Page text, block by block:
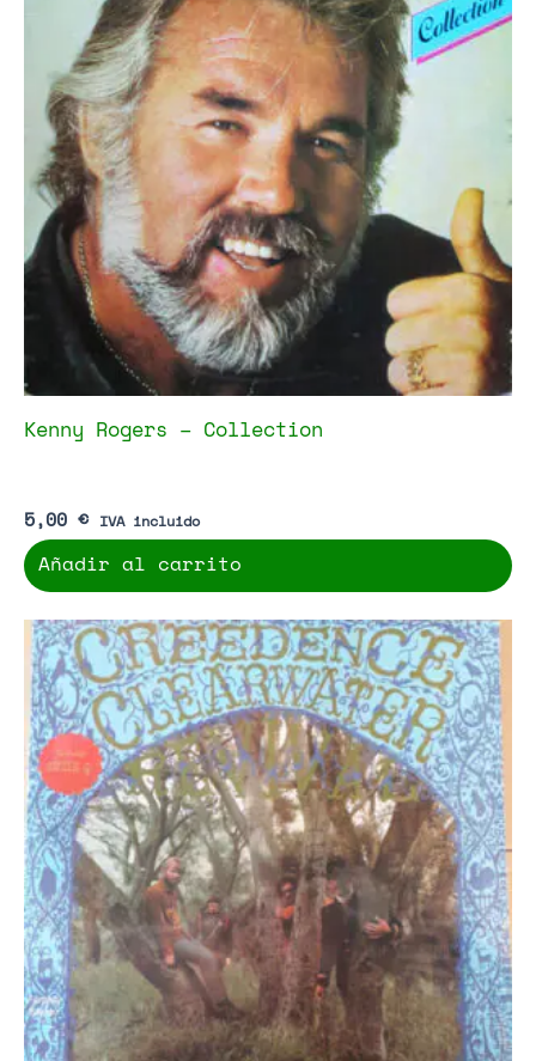
Kenny Rogers – Collection
5,00 € IVA incluido
Añadir al carrito